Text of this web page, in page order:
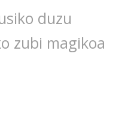
duzu
zubi magikoa